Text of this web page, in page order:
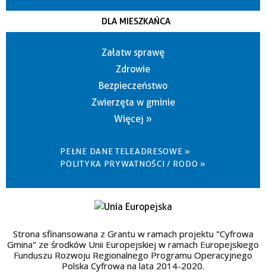
DLA MIESZKAŃCA
Załatw sprawę
Zdrowie
Bezpieczeństwo
Zwierzęta w gminie
Więcej »
PEŁNE DANE TELEADRESOWE »
POLITYKA PRYWATNOŚCI / RODO »
Strona sfinansowana z Grantu w ramach projektu "Cyfrowa
Gmina" ze środków Unii Europejskiej w ramach Europejskiego
Funduszu Rozwoju Regionalnego Programu Operacyjnego
Polska Cyfrowa na lata 2014-2020.